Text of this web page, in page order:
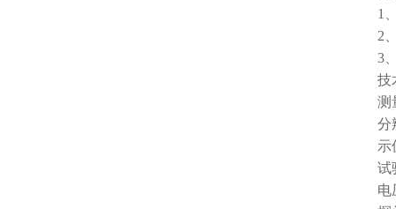
1、
2、
3、
技
测量
分辨
示值
试验
电压